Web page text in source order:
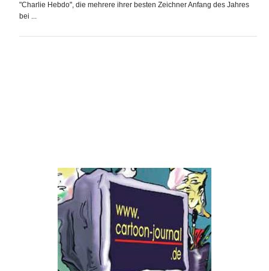
"Charlie Hebdo", die mehrere ihrer besten Zeichner Anfang des Jahres
bei ...